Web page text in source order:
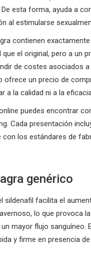
esta forma, ayuda a
al estimularse
contienen
el original, pero a un
de costes asociados
ofrece un precio de
a la calidad ni a la
puedes encontrar
Cada presentación
los estándares de
genérico
sildenafil facilita el
lo que provoca
mayor flujo sanguíneo.
y firme en presencia